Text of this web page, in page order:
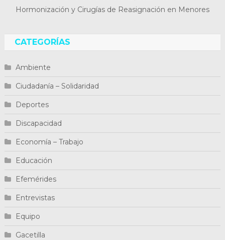
Hormonización y Cirugías de Reasignación en Menores
CATEGORÍAS
Ambiente
Ciudadanía – Solidaridad
Deportes
Discapacidad
Economía – Trabajo
Educación
Efemérides
Entrevistas
Equipo
Gacetilla